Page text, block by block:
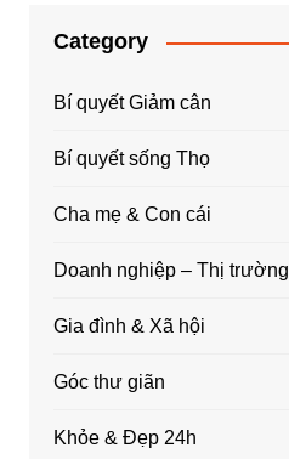
Category
Bí quyết Giảm cân
Bí quyết sống Thọ
Cha mẹ & Con cái
Doanh nghiệp – Thị trường
Gia đình & Xã hội
Góc thư giãn
Khỏe & Đẹp 24h